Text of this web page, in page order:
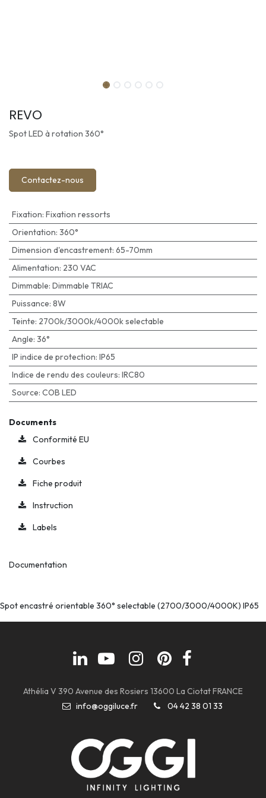
REVO
Spot LED à rotation 360°
Contactez-nous
Fixation: Fixation ressorts
Orientation: 360°
Dimension d'encastrement: 65-70mm
Alimentation: 230 VAC
Dimmable: Dimmable TRIAC
Puissance: 8W
Teinte: 2700k/3000k/4000k selectable
Angle: 36°
IP indice de protection: IP65
Indice de rendu des couleurs: IRC80
Source: COB LED
Documents
Conformité EU
Courbes
Fiche produit
Instruction
Labels
Documentation
Spot encastré orientable 360° selectable (2700/3000/4000K) IP65
Athélia V 390 Avenue des Rosiers 13600 La Ciotat FRANCE
info@oggiluce.fr
04 42 38 01 33